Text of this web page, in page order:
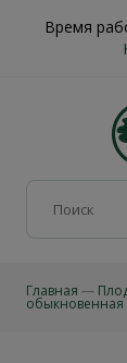
Время
Главная
обыкновенная